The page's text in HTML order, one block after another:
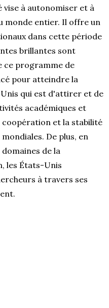
à autonomiser et à
monde entier. Il offre un
dans cette période
brillantes sont
ce programme de
pour atteindre la
qui est d'attirer et de
académiques et
et la stabilité
De plus, en
de la
les États-Unis
à travers ses